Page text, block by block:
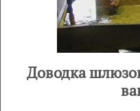
Доводка